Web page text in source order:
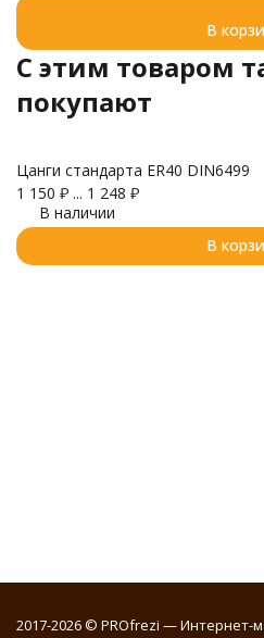
В
C этим товаром
покупают
Цанги стандарта ER40 DIN6499
1 150 ₽ ... 1 248 ₽
В наличии
В
2017-2026 © PROfrezi — Интернет-